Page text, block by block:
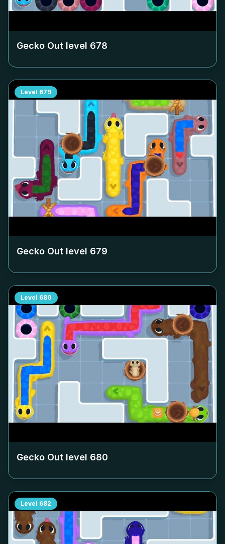
Gecko Out level 678
Level 679
Gecko Out level 679
Level 680
Gecko Out level 680
Level 682